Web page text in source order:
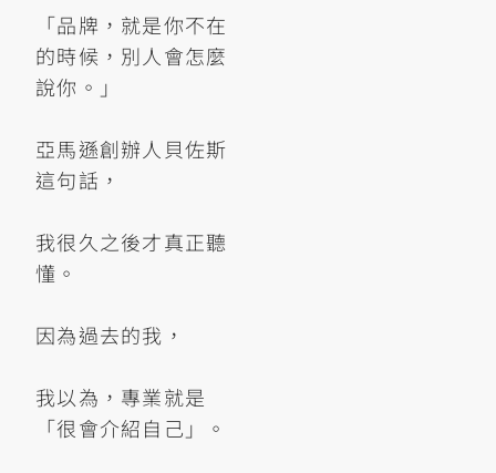
「品牌，就是你不在
的時候，別人會怎麼
說你。」
亞馬遜創辦人貝佐斯
這句話，
我很久之後才真正聽
懂。
因為過去的我，
我以為，專業就是
「很會介紹自己」。